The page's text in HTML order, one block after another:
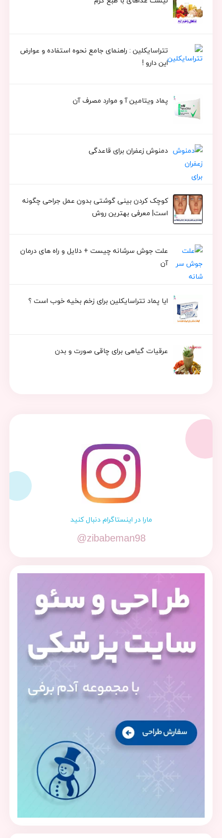
تتراسایکلین : راهنمای جامع نحوه استفاده و عوارض
این دارو !
پماد ویتامین آ و موارد مصرف آن
دمنوش زعفران برای قاعدگی
کوچک کردن بینی گوشتی بدون عمل جراحی چگونه
است| معرفی بهترین روش
علت جوش سرشانه چیست + دلایل و راه های درمان
آن
ایا پماد تتراسایکلین برای زخم بخیه خوب است ؟
عرقیات گیاهی برای چاقی صورت و بدن
مارا در اینستاگرام دنبال کنید
@zibabeman98